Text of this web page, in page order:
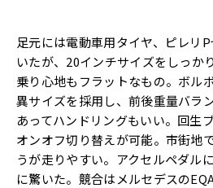
足元には電動車用タイヤ、ピレリ
いたが、20インチサイズをしっか
乗り心地もフラットなもの。ボル
異サイズを採用し、前後重量バラ
あってハンドリングもいい。回生
オンオフ切り替えが可能。市街地
うが走りやすい。アクセルペダル
に驚いた。競合はメルセデスの